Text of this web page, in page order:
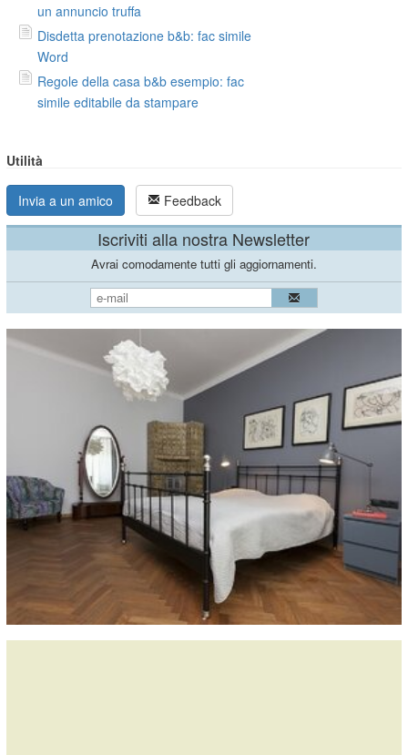
un annuncio truffa
Disdetta prenotazione b&b: fac simile
Word
Regole della casa b&b esempio: fac
simile editabile da stampare
Utilità
Invia a un amico Feedback
Iscriviti alla nostra Newsletter
Avrai comodamente tutti gli aggiornamenti.